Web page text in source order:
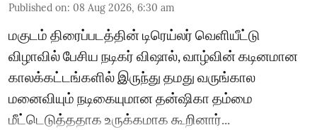
Published on: 08 Aug 2026, 6:30 am
மகுடம் திரைப்படத்தின் டிரெய்லர் வெளியீட்டு
விழாவில் பேசிய நடிகர் விஷால், வாழ்வின் கடினமான
காலக்கட்டங்களில் இருந்து தமது வருங்கால
மனைவியும் நடிகையுமான தன்ஷிகா தம்மை
மீட்டெடுத்ததாக உருக்கமாக கூறினார்...